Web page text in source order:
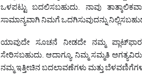
ಒಳಪಟ್ಟು ಬದಲಿಸಬಹುದು. ನಾವು
ಸಾಮಾನ್ಯವಾಗಿ ನಿಮಗೆ ಒದಗಿಸುವುದನ್ನು
ಯಾವುದೇ ಸೂಚನೆ ನೀಡದೇ ನಮ್ಮ
ಸೇರಿಸಬಹುದು. ಆದಾಗ್ಯೂ, ನಿಮ್ಮ ಸಮ್ಮತಿ
ನಮ್ಮ ಇತ್ತೀಚಿನ ಬದಲಾವಣೆಗಳು ಮತ್ತು